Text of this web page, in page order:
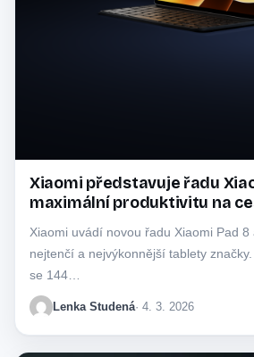
Xiaomi představuje řadu
maximální produktivitu na
Xiaomi uvádí novou řadu Xiaomi Pad 8
nejtenčí a nejvýkonnější tablety značky.
se 144…
Lenka Studená· 4. 3. 2026